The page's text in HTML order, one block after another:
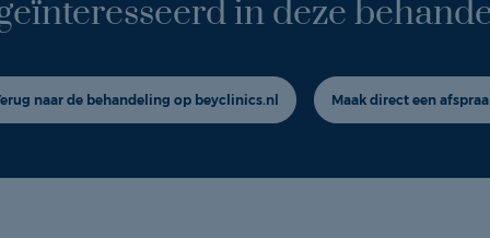
in deze
naar de behandeling op beyclinics.nl Maak direct een